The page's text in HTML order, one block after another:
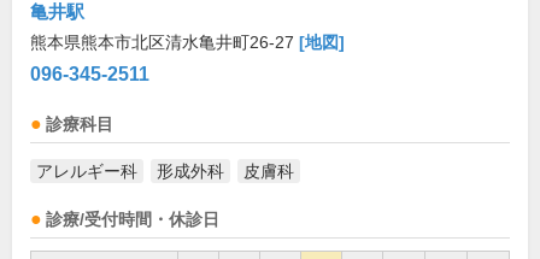
亀井駅
熊本県熊本市北区清水亀井町26-27 [地図]
096-345-2511
診療科目
アレルギー科 形成外科 皮膚科
診療/受付時間・休診日